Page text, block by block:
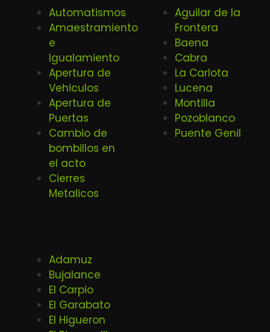
Automatismos
Amaestramiento
e
Igualamiento
Apertura de
Vehiculos
Apertura de
Puertas
Cambio de
bombillos en
el acto
Cierres
Metalicos
Aguilar de la
Frontera
Baena
Cabra
La Carlota
Lucena
Montilla
Pozoblanco
Puente Genil
Adamuz
Bujalance
El Carpio
El Garabato
El Higueron